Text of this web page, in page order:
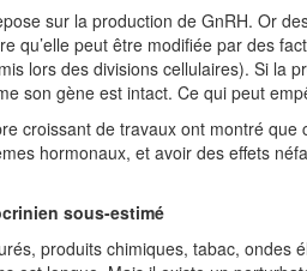
sur la production de GnRH. Or
qu’elle peut être modifiée par des
lors des divisions cellulaires). Si la
son gène est intact. Ce qui peut
croissant de travaux ont montré
hormonaux, et avoir des effets
sous-estimé
produits chimiques, tabac,